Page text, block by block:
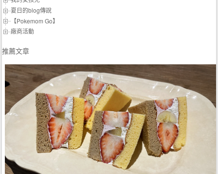
夏日的blog傳說
【Pokemom Go】
廠商活動
推薦文章